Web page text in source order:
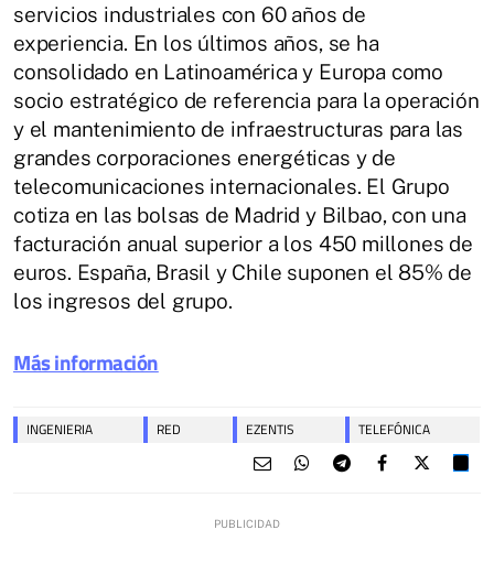
servicios industriales con 60 años de
experiencia. En los últimos años, se ha
consolidado en Latinoamérica y Europa como
socio estratégico de referencia para la operación
y el mantenimiento de infraestructuras para las
grandes corporaciones energéticas y de
telecomunicaciones internacionales. El Grupo
cotiza en las bolsas de Madrid y Bilbao, con una
facturación anual superior a los 450 millones de
euros. España, Brasil y Chile suponen el 85% de
los ingresos del grupo.
Más información
INGENIERIA RED EZENTIS TELEFÓNICA